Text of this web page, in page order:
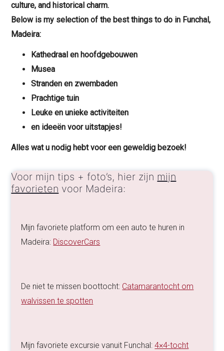
culture, and historical charm.
Below is my selection of the best things to do in Funchal,
Madeira:
Kathedraal en hoofdgebouwen
Musea
Stranden en zwembaden
Prachtige tuin
Leuke en unieke activiteiten
en ideeën voor uitstapjes!
Alles wat u nodig hebt voor een geweldig bezoek!
Voor mijn tips + foto’s, hier zijn mijn
favorieten voor Madeira:
Mijn favoriete platform om een auto te huren in
Madeira: DiscoverCars
De niet te missen boottocht: Catamarantocht om
walvissen te spotten
Mijn favoriete excursie vanuit Funchal:4×4-tocht